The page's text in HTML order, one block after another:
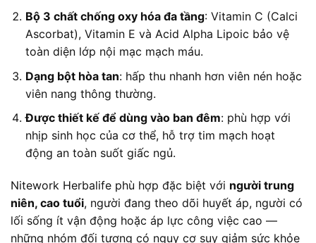
Bộ 3 chất chống oxy hóa đa tầng: Vitamin C (Calci
Ascorbat), Vitamin E và Acid Alpha Lipoic bảo vệ
toàn diện lớp nội mạc mạch máu.
Dạng bột hòa tan: hấp thu nhanh hơn viên nén hoặc
viên nang thông thường.
Được thiết kế để dùng vào ban đêm: phù hợp với
nhịp sinh học của cơ thể, hỗ trợ tim mạch hoạt
động an toàn suốt giấc ngủ.
Nitework Herbalife phù hợp đặc biệt với người trung
niên, cao tuổi, người đang theo dõi huyết áp, người có
lối sống ít vận động hoặc áp lực công việc cao —
những nhóm đối tượng có nguy cơ suy giảm sức khỏe